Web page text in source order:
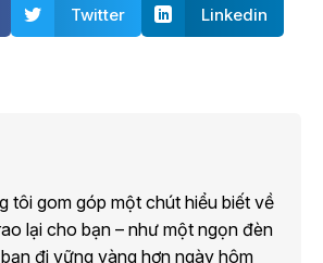
Twitter Linkedin
tôi gom góp một chút hiểu biết về
lại cho bạn – như một ngọn đèn
đi vững vàng hơn ngày hôm